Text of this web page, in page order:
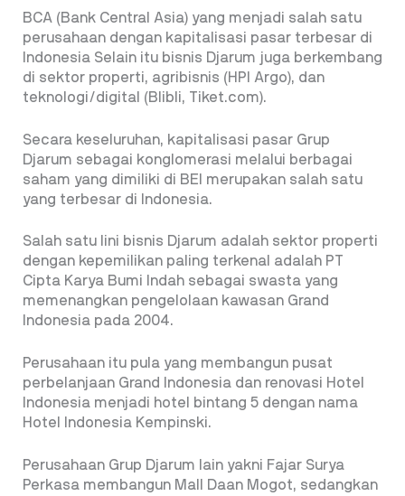
BCA (Bank Central Asia) yang menjadi salah satu
perusahaan dengan kapitalisasi pasar terbesar di
Indonesia Selain itu bisnis Djarum juga berkembang
di sektor properti, agribisnis (HPI Argo), dan
teknologi/digital (Blibli, Tiket.com).
Secara keseluruhan, kapitalisasi pasar Grup
Djarum sebagai konglomerasi melalui berbagai
saham yang dimiliki di BEI merupakan salah satu
yang terbesar di Indonesia.
Salah satu lini bisnis Djarum adalah sektor properti
dengan kepemilikan paling terkenal adalah PT
Cipta Karya Bumi Indah sebagai swasta yang
memenangkan pengelolaan kawasan Grand
Indonesia pada 2004.
Perusahaan itu pula yang membangun pusat
perbelanjaan Grand Indonesia dan renovasi Hotel
Indonesia menjadi hotel bintang 5 dengan nama
Hotel Indonesia Kempinski.
Perusahaan Grup Djarum lain yakni Fajar Surya
Perkasa membangun Mall Daan Mogot, sedangkan